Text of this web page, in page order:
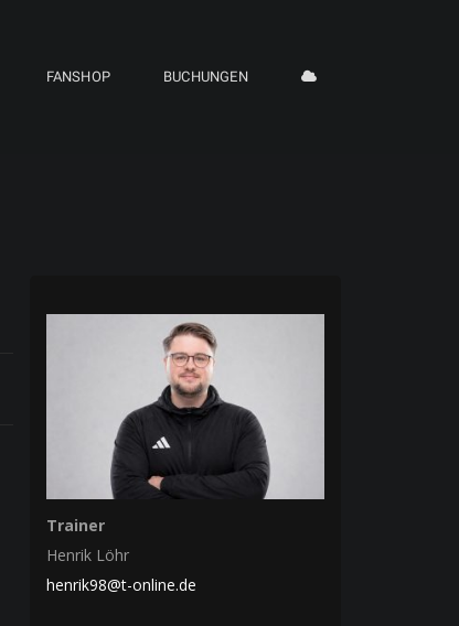
FANSHOP BUCHUNGEN
Trainer
Henrik Löhr
henrik98@t-online.de